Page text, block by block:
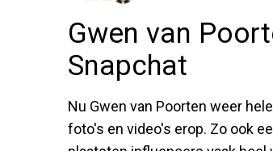
Gwen van
Snapchat
Nu Gwen van Poorten weer
foto's en video's erop. Zo ook